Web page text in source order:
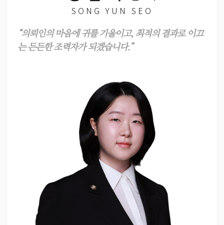
SONG YUN SEO
“의뢰인의 마음에 귀를 기울이고, 최적의 결과로 이끄
는 든든한 조력자가 되겠습니다.”